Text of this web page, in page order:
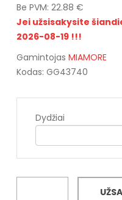
Be PVM: 22.88 €
Jei užsisakysite
2026-08-19 !!!
Gamintojas MIAMORE
Kodas: GG43740
Dydžiai